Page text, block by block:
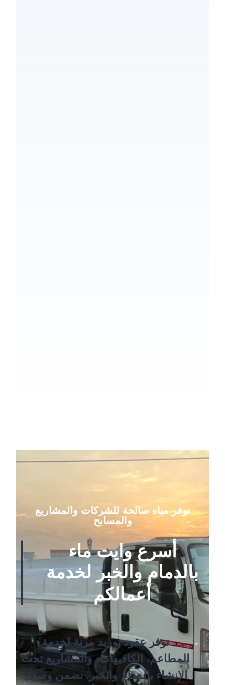
نوفر مياه صالحة للشركات والمشاريع
والمسابح
أسرع وايت ماء
بالدمام والخبر لخدمة
أعمالكم
نوفر عقود توريد مرنة لخدمة
المطاعم، الكافيهات، والمشاريع تحت
الإنشاء بالدمام والخبر. نضمن وصول